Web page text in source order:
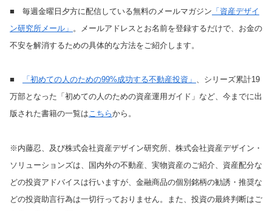
■ 毎週金曜日夕方に配信している無料のメールマガジン 「資産デザイ
ン研究所メール」 。メールアドレスとお名前を登録するだけで、お金の
不安を解消するための具体的な方法をご紹介します。
■ 「初めての人のための99%成功する不動産投資」 、シリーズ累計19
万部となった「初めての人のための資産運用ガイド」など、今までに出
版された書籍の一覧はこちらから。
※内藤忍、及び株式会社資産デザイン研究所、株式会社資産デザイン・
ソリューションズは、国内外の不動産、実物資産のご紹介、資産配分な
どの投資アドバイスは行いますが、金融商品の個別銘柄の勧誘・推奨な
どの投資助言行為は一切行っておりません。また、投資の最終判断はご